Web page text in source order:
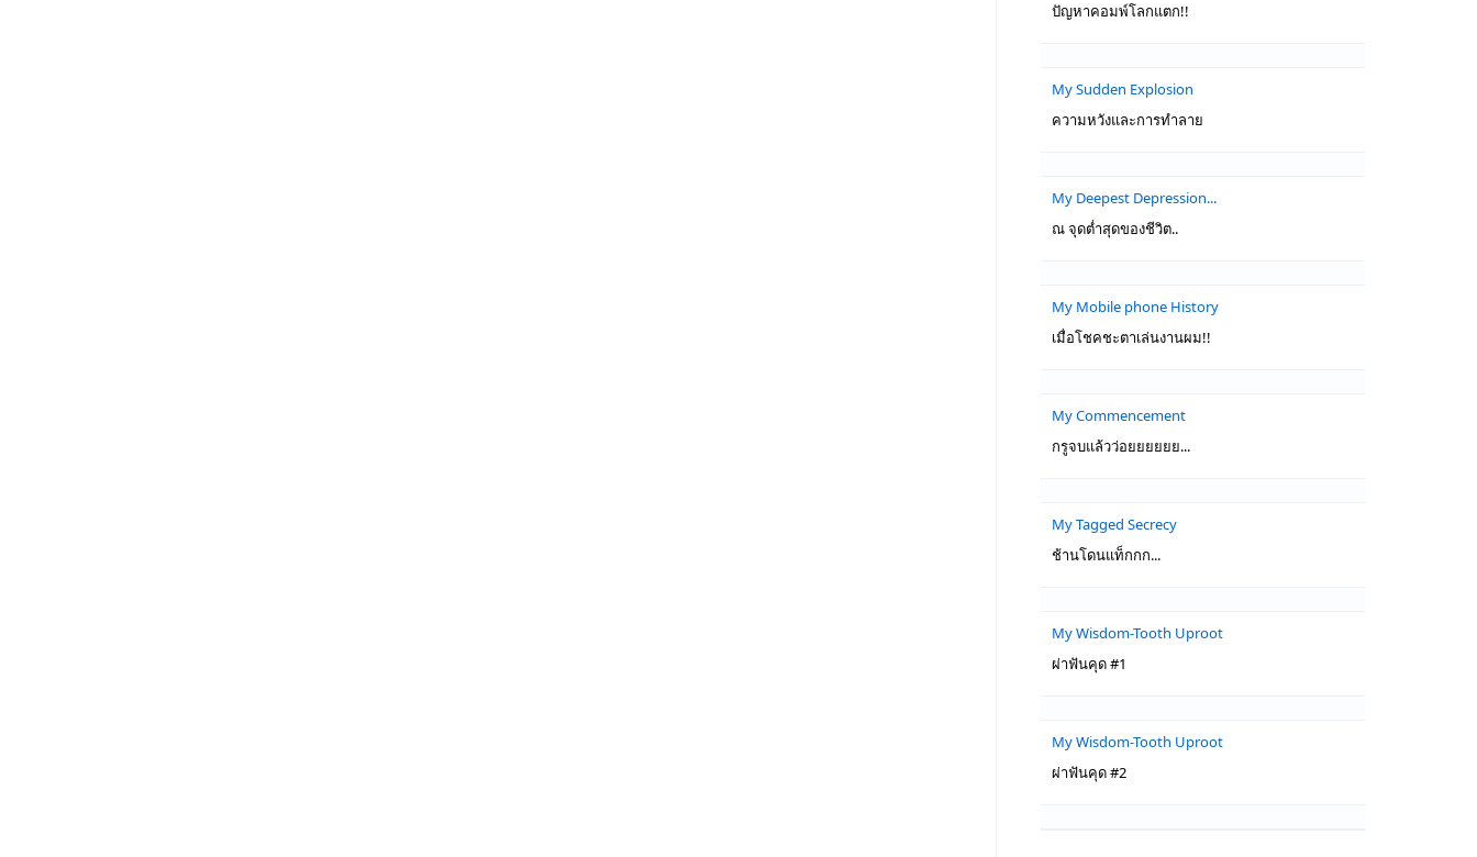
ปัญหาคอมพ์โลกแตก!!
My Sudden Explosion
ความหวังและการทำลาย
My Deepest Depression...
ณ จุดต่ำสุดของชีวิต..
My Mobile phone History
เมื่อโชคชะตาเล่นงานผม!!
My Commencement
กรูจบแล้วว่อยยยยยย...
My Tagged Secrecy
ช้านโดนแท็กกก...
My Wisdom-Tooth Uproot
ผ่าฟันคุด #1
My Wisdom-Tooth Uproot
ผ่าฟันคุด #2